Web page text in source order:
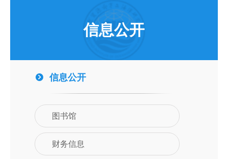
信息公开
信息公开
图书馆
财务信息